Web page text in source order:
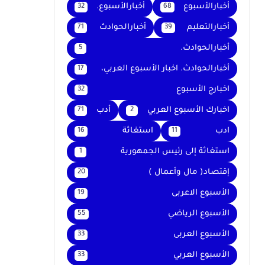
أخبارالأسبوع
68 أخبارالأسبوع. 32
أخبارالتعليم 39 أخبارالحوادث 71
أخبارالحوادث. 5
أخبارالحوادث. اخبار الأسبوع العربي، 17
اخبارج الأسبوع 32
اخبارك الأسبوع العربي 2 أدب 71
ادب 11 استغاثة 16
استغاثة إلى رئيس الجمهورية 1
إقتصاد( مال وأعمال ) 20
الأسبوع الاعربى 19
الأسبوع الرياضي 55
الأسبوع العربى 33
الأسبوع العربي 33